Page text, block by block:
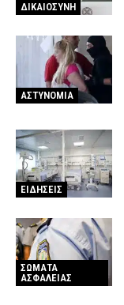
ΔΙΚΑΙΟΣΥΝΗ
ΑΣΤΥΝΟΜΙΑ
ΕΙΔΗΣΕΙΣ
ΣΩΜΑΤΑ
ΑΣΦΑΛΕΙΑΣ